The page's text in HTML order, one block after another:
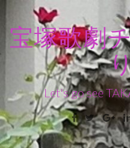
ン
ス
キ
ッ
宝塚歌劇
Let's go see
Facebook
Twitter